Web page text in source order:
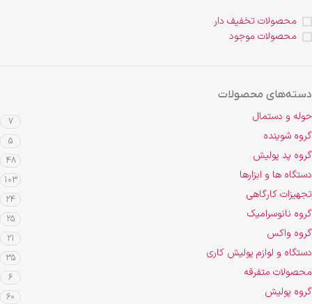
محصولات تخفیف دار
محصولات موجود
دسته‌های محصولات
حوله و دستمال 7
گروه شوینده 5
گروه پد پولیش 48
دستگاه ها و ابزارها 103
تجهیزات کارگاهی 24
گروه نانوسرامیک 25
گروه واکس 21
دستگاه و لوازم پولیش کاری 35
محصولات متفرقه 6
گروه پولیش 60